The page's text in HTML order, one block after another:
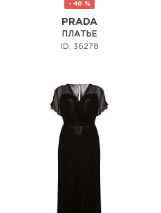
- 40 %
PRADA
ПЛАТЬЕ
ID: 36278